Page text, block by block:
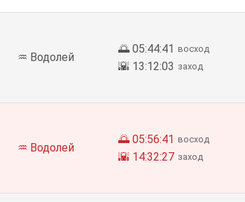
♒ Водолей
🌅 05:44:41 восход
🌇 13:12:03 заход
♒ Водолей
🌅 05:56:41 восход
🌇 14:32:27 заход